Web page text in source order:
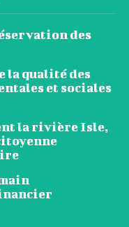
des
la qualité des
et sociales
la rivière Isle,